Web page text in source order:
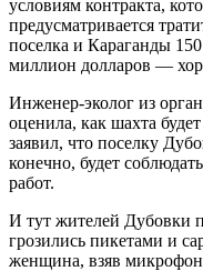
условиям контракта,
предусматривается
поселка и Караганды
миллион долларов —
Инженер-эколог из
оценила, как шахта
заявил, что поселку
конечно, будет
работ.
И тут жителей Дубовки
грозились пикетами и
женщина, взяв